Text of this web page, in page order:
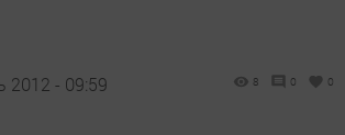
2012 - 09:59 8 0 0